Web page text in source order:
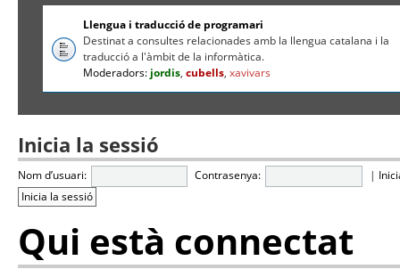
Llengua i traducció de programari
Destinat a consultes relacionades amb la llengua catalana i la
traducció a l'àmbit de la informàtica.
Moderadors: jordis,cubells,xavivars
Inicia la sessió
Nom d’usuari: Contrasenya: |
Qui està connectat